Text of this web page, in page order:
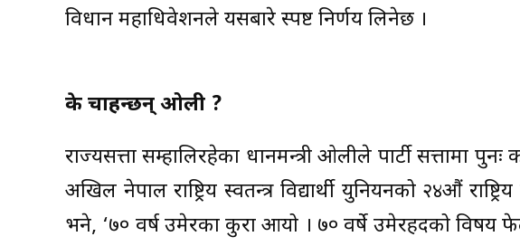
विधान महाधिवेशनले यसबारे स्पष्ट निर्णय लिनेछ ।
के चाहन्छन् ओली ?
राज्यसत्ता सम्हालिरहेका प्रधानमन्त्री ओलीले पार्टी सत्तामा
अखिल नेपाल राष्ट्रिय स्वतन्त्र विद्यार्थी युनियनको २४औं
भने, ‘७० वर्ष उमेरका कुरा आयो । ७० वर्षे उमेरहदको